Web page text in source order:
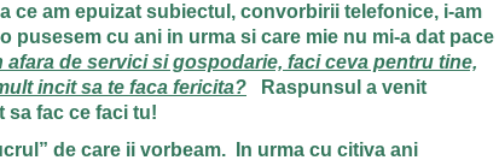
ce am epuizat subiectul, convorbirii telefonice, i-am
pusesem cu ani in urma si care mie nu mi-a dat pace
afara de servici si gospodarie, faci ceva pentru tine,
incit sa te faca fericita? Raspunsul a venit
sa fac ce faci tu!
de care ii vorbeam. In urma cu citiva ani